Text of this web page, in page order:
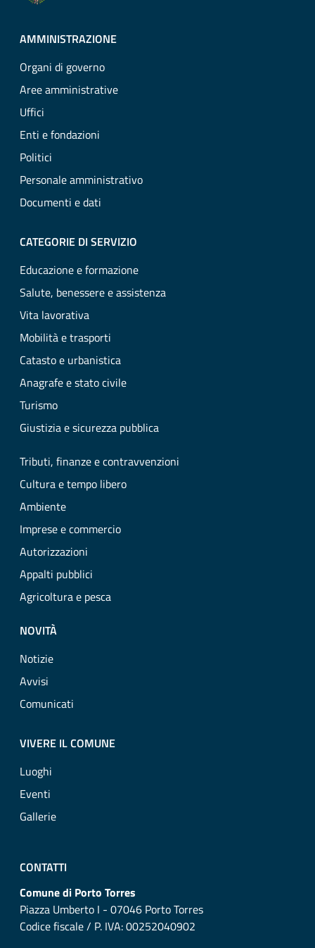
AMMINISTRAZIONE
Organi di governo
Aree amministrative
Uffici
Enti e fondazioni
Politici
Personale amministrativo
Documenti e dati
CATEGORIE DI SERVIZIO
Educazione e formazione
Salute, benessere e assistenza
Vita lavorativa
Mobilità e trasporti
Catasto e urbanistica
Anagrafe e stato civile
Turismo
Giustizia e sicurezza pubblica
Tributi, finanze e contravvenzioni
Cultura e tempo libero
Ambiente
Imprese e commercio
Autorizzazioni
Appalti pubblici
Agricoltura e pesca
NOVITÀ
Notizie
Avvisi
Comunicati
VIVERE IL COMUNE
Luoghi
Eventi
Gallerie
CONTATTI
Comune di Porto Torres
Piazza Umberto I - 07046 Porto Torres
Codice fiscale / P. IVA: 00252040902